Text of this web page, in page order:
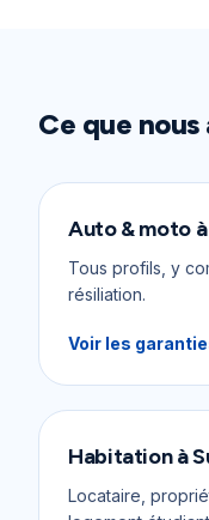
Ce que nous
Auto & moto à
Tous profils, y
résiliation.
Voir les
Habitationà
Locataire,